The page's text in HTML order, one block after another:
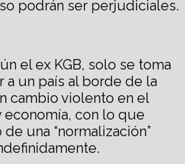
podrán ser perjudiciales.
el ex KGB, solo se toma
a un país al borde de la
cambio violento en el
con lo que
una “normalización”